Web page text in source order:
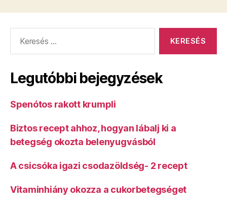
Legutóbbi bejegyzések
Spenótos rakott krumpli
Biztos recept ahhoz, hogyan lábalj ki a
betegség okozta belenyugvásból
A csicsóka igazi csodazöldség- 2 recept
Vitaminhiány okozza a cukorbetegséget